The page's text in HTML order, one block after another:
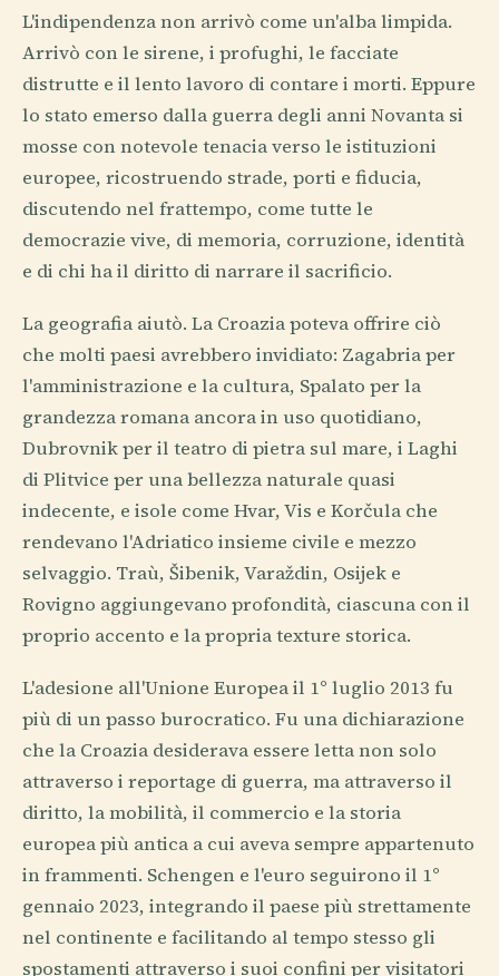
L'indipendenza non arrivò come un'alba limpida.
Arrivò con le sirene, i profughi, le facciate
distrutte e il lento lavoro di contare i morti. Eppure
lo stato emerso dalla guerra degli anni Novanta si
mosse con notevole tenacia verso le istituzioni
europee, ricostruendo strade, porti e fiducia,
discutendo nel frattempo, come tutte le
democrazie vive, di memoria, corruzione, identità
e di chi ha il diritto di narrare il sacrificio.
La geografia aiutò. La Croazia poteva offrire ciò
che molti paesi avrebbero invidiato: Zagabria per
l'amministrazione e la cultura, Spalato per la
grandezza romana ancora in uso quotidiano,
Dubrovnik per il teatro di pietra sul mare, i Laghi
di Plitvice per una bellezza naturale quasi
indecente, e isole come Hvar, Vis e Korčula che
rendevano l'Adriatico insieme civile e mezzo
selvaggio. Traù, Šibenik, Varaždin, Osijek e
Rovigno aggiungevano profondità, ciascuna con il
proprio accento e la propria texture storica.
L'adesione all'Unione Europea il 1° luglio 2013 fu
più di un passo burocratico. Fu una dichiarazione
che la Croazia desiderava essere letta non solo
attraverso i reportage di guerra, ma attraverso il
diritto, la mobilità, il commercio e la storia
europea più antica a cui aveva sempre appartenuto
in frammenti. Schengen e l'euro seguirono il 1°
gennaio 2023, integrando il paese più strettamente
nel continente e facilitando al tempo stesso gli
spostamenti attraverso i suoi confini per visitatori